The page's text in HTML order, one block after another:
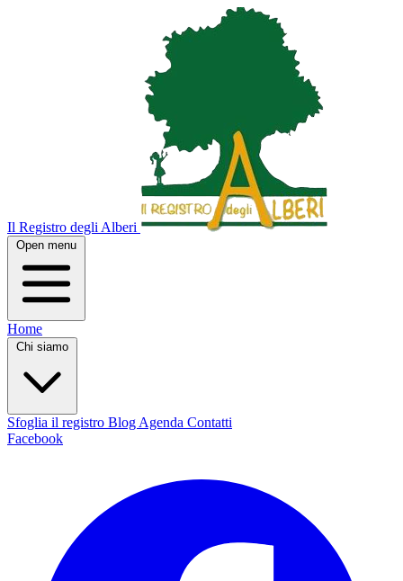
Il Registro degli Alberi
Open menu
Home
Chi siamo
Sfoglia il registro Blog Agenda Contatti
Facebook